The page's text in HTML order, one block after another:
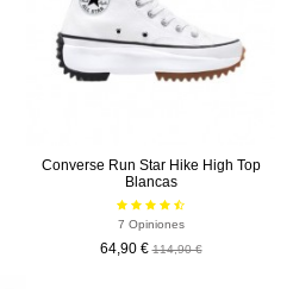
Converse Run Star Hike High Top
Blancas
7 Opiniones
64,90 € 114,90 €